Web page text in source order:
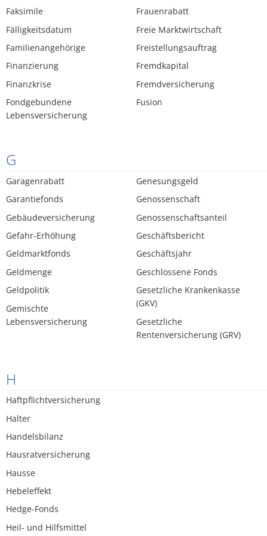
Faksimile
Fälligkeitsdatum
Familienangehörige
Finanzierung
Finanzkrise
Fondgebundene
Lebensversicherung
Frauenrabatt
Freie Marktwirtschaft
Freistellungsauftrag
Fremdkapital
Fremdversicherung
Fusion
G
Garagenrabatt
Garantiefonds
Gebäudeversicherung
Gefahr-Erhöhung
Geldmarktfonds
Geldmenge
Geldpolitik
Gemischte
Lebensversicherung
Genesungsgeld
Genossenschaft
Genossenschaftsanteil
Geschäftsbericht
Geschäftsjahr
Geschlossene Fonds
Gesetzliche Krankenkasse
(GKV)
Gesetzliche
Rentenversicherung (GRV)
H
Haftpflichtversicherung
Halter
Handelsbilanz
Hausratversicherung
Hausse
Hebeleffekt
Hedge-Fonds
Heil- und Hilfsmittel